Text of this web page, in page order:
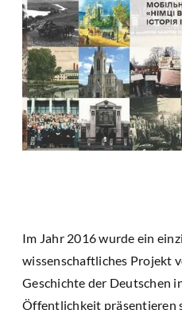
Im Jahr 2016 wurde ein
wissenschaftliches Projekt
Geschichte der Deutschen
Öffentlichkeit präsentieren